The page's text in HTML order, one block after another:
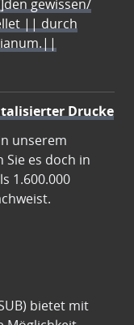
gewissen/
|| durch
Drucke
unserem
es doch in
1.600.000
bietet mit